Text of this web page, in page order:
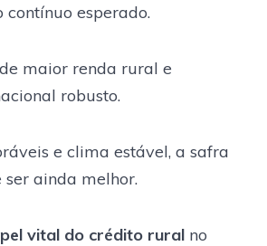
contínuo esperado.
maior renda rural e
robusto.
e clima estável, a safra
ainda melhor.
vital do crédito rural no